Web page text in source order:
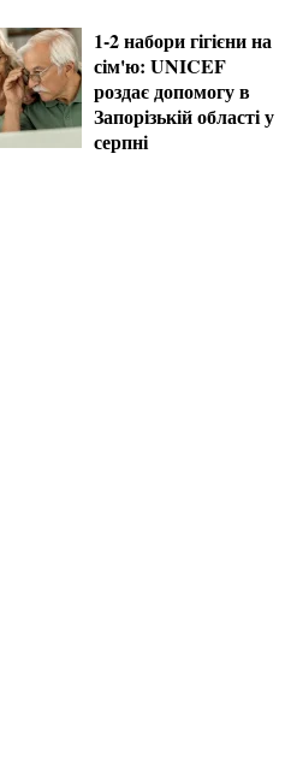
1-2 набори гігієни на
сім'ю: UNICEF
роздає допомогу в
Запорізькій області у
серпні